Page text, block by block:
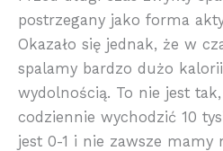
postrzegany jako forma
Okazało się jednak, że w
spalamy bardzo dużo
wydolnością. To nie jest tak,
codziennie wychodzić 10
jest 0-1 i nie zawsze mamy